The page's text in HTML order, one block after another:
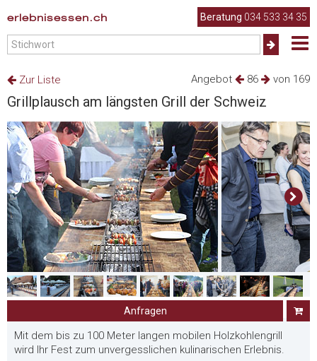
erlebnisessen.ch Beratung 034 533 34 35
Angebot 86 von 169
Zur Liste
Grillplausch am längsten Grill der Schweiz
Anfragen
Mit dem bis zu 100 Meter langen mobilen Holzkohlengrill
wird Ihr Fest zum unvergesslichen kulinarischen Erlebnis.